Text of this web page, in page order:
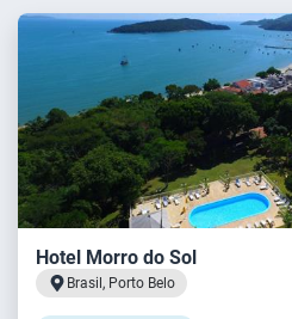
Hotel Morro do Sol
Brasil, Porto Belo